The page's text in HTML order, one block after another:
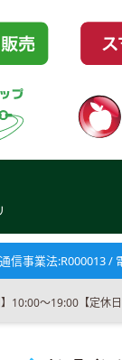
事業法:R000013 /
】10:00～19:00【定